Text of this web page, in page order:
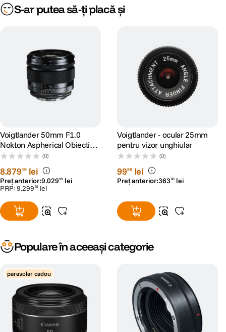
S-ar putea să-ți placă și
Voigtlander 50mm F1.0
Nokton Aspherical Obiectiv
Foto Mirrorless Montura
Canon RF
(0)
8.87999 lei
Preț anterior:9.02999 lei
PRP:9.299 99 lei
Voigtlander - ocular 25mm
pentru vizor unghiular
(0)
9990 lei
Preț anterior:363 00 lei
Populare în aceeași categorie
parasolar cadou